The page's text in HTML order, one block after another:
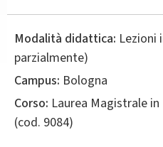
Modalità didattica: Lezioni
parzialmente)
Campus: Bologna
Corso: Laurea Magistrale in
(cod. 9084)